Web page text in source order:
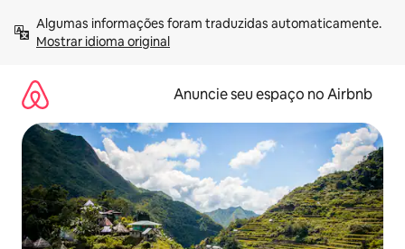
para
Mostrar idioma original
Anuncie seu espaço no Airbnb